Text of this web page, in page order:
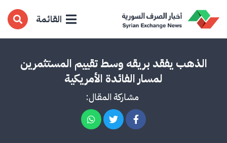
القائمة
الذهب يفقد بريقه وسط تقييم المستثمرين
لمسار الفائدة الأمريكية
مشاركة المقال: